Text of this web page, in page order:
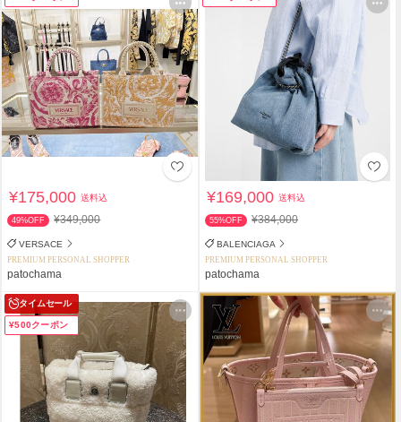
¥175,000送料込
49%OFF ¥349,000
VERSACE
PREMIUM PERSONAL SHOPPER
patochama
¥169,000送料込
55%OFF ¥384,000
BALENCIAGA
PREMIUM PERSONAL SHOPPER
patochama
タイムセール
¥500クーポン